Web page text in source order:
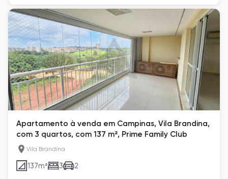
Apartamento à venda em Campinas, Vila Brandina,
com 3 quartos, com 137 m², Prime Family Club
Vila Brandina
137m² 3 2